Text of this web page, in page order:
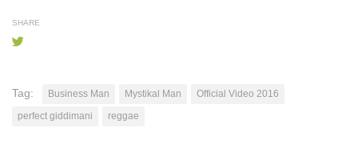
SHARE
Tag: Business Man Mystikal Man
Official Video 2016
perfect giddimani
reggae